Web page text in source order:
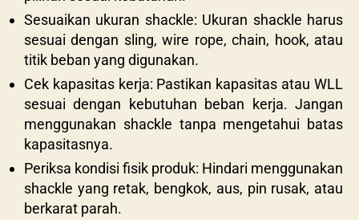
Sesuaikan ukuran shackle: Ukuran shackle harus
sesuai dengan sling, wire rope, chain, hook, atau
titik beban yang digunakan.
Cek kapasitas kerja: Pastikan kapasitas atau WLL
sesuai dengan kebutuhan beban kerja. Jangan
menggunakan shackle tanpa mengetahui batas
kapasitasnya.
Periksa kondisi fisik produk: Hindari menggunakan
shackle yang retak, bengkok, aus, pin rusak, atau
berkarat parah.